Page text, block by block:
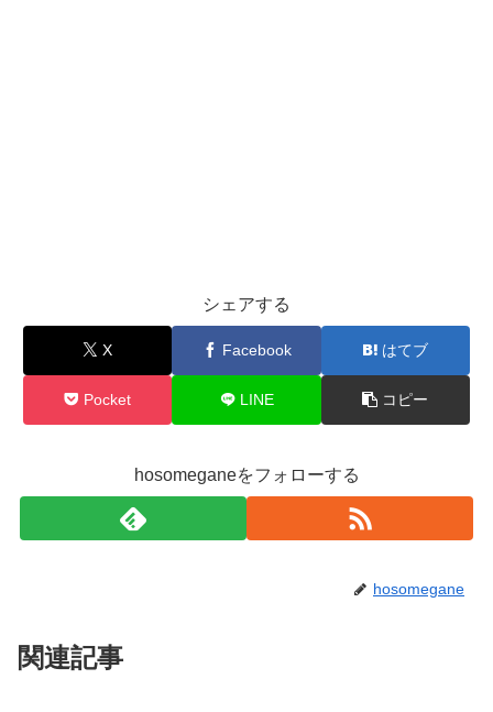
シェアする
X Facebook はてブ
Pocket LINE コピー
hosomeganeをフォローする
hosomegane
関連記事